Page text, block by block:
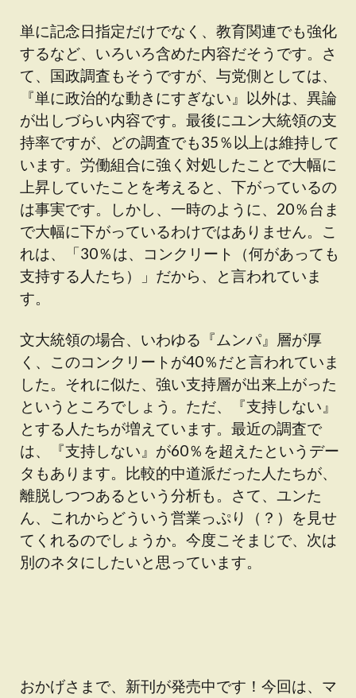
単に記念日指定だけでなく、教育関連でも強化
するなど、いろいろ含めた内容だそうです。さ
て、国政調査もそうですが、与党側としては、
『単に政治的な動きにすぎない』以外は、異論
が出しづらい内容です。最後にユン大統領の支
持率ですが、どの調査でも35％以上は維持して
います。労働組合に強く対処したことで大幅に
上昇していたことを考えると、下がっているの
は事実です。しかし、一時のように、20％台ま
で大幅に下がっているわけではありません。こ
れは、「30％は、コンクリート（何があっても
支持する人たち）」だから、と言われていま
す。
文大統領の場合、いわゆる『ムンパ』層が厚
く、このコンクリートが40％だと言われていま
した。それに似た、強い支持層が出来上がった
というところでしょう。ただ、『支持しない』
とする人たちが増えています。最近の調査で
は、『支持しない』が60％を超えたというデー
タもあります。比較的中道派だった人たちが、
離脱しつつあるという分析も。さて、ユンた
ん、これからどういう営業っぷり（？）を見せ
てくれるのでしょうか。今度こそまじで、次は
別のネタにしたいと思っています。
おかげさまで、新刊が発売中です！今回は、マ